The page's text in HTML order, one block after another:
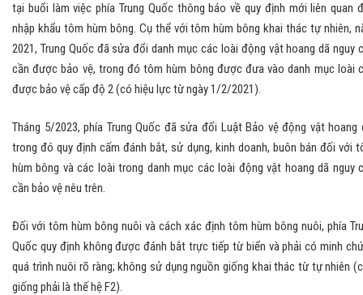
tại buổi làm việc phía Trung Quốc thông báo về quy định mới liên quan
nhập khẩu tôm hùm bông. Cụ thể với tôm hùm bông khai thác tự nhiên,
2021, Trung Quốc đã sửa đổi danh mục các loài động vật hoang dã nguy
cần được bảo vệ, trong đó tôm hùm bông được đưa vào danh mục loài
được bảo vệ cấp độ 2 (có hiệu lực từ ngày 1/2/2021).
Tháng 5/2023, phía Trung Quốc đã sửa đổi Luật Bảo vệ động vật hoang
trong đó quy định cấm đánh bắt, sử dụng, kinh doanh, buôn bán đối với
hùm bông và các loài trong danh mục các loài động vật hoang dã nguy
cần bảo vệ nêu trên.
Đối với tôm hùm bông nuôi và cách xác định tôm hùm bông nuôi, phía
Quốc quy định không được đánh bắt trực tiếp từ biển và phải có minh
quá trình nuôi rõ ràng; không sử dụng nguồn giống khai thác từ tự nhiên
giống phải là thế hệ F2).